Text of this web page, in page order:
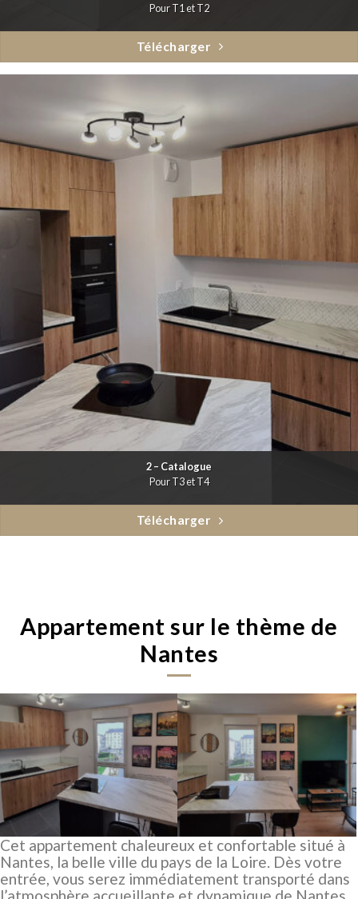
Pour T1 et T2
Télécharger
2 – Catalogue
Pour T3 et T4
Télécharger
Appartement sur le thème de
Nantes
Cet appartement chaleureux et confortable situé à
Nantes, la belle ville du pays de la Loire. Dès votre
entrée, vous serez immédiatement transporté dans